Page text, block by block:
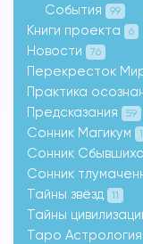
События 99
Книги проекта 6
Новости 76
Перекресток
Практика
Предсказания 59
Сонник Магикум
Сонник
Сонник
Тайны звёзд 11
Тайны
Таро